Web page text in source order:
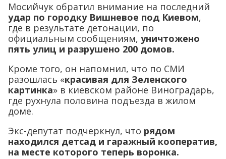
Мосийчук обратил внимание на последний
удар по городку Вишневое под Киевом,
где в результате детонации, по
официальным сообщениям, уничтожено
пять улиц и разрушено 200 домов.
Кроме того, он напомнил, что по СМИ
разошлась «красивая для Зеленского
картинка» в киевском районе Виноградарь,
где рухнула половина подъезда в жилом
доме.
Экс-депутат подчеркнул, что рядом
находился детсад и гаражный кооператив,
на месте которого теперь воронка.